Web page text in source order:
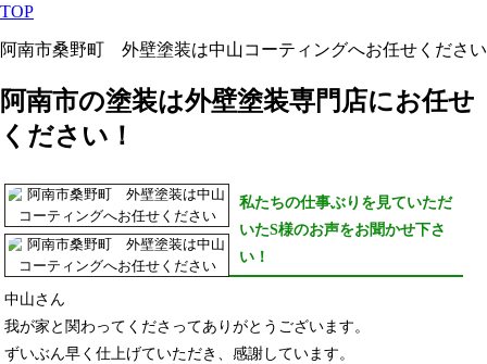
TOP
阿南市桑野町 外壁塗装は中山コーティングへお任せください
阿南市の塗装は外壁塗装専門店にお任せ
ください！
私たちの仕事ぶりを見ていただ
いたS様のお声をお聞かせ下さ
い！
中山さん
我が家と関わってくださってありがとうございます。
ずいぶん早く仕上げていただき、感謝しています。